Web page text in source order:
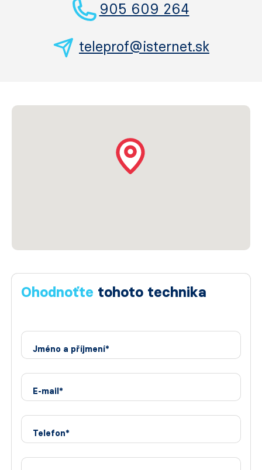
905 609 264
teleprof@isternet.sk
Ohodnoťte tohoto technika
Jméno a příjmení*
E-mail*
Telefon*